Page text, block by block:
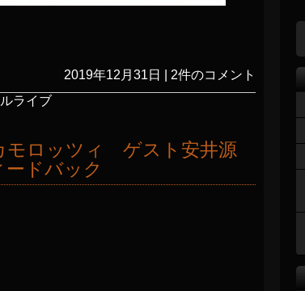
2019年12月31日
2件のコメント
ライブ
モロッツィ ゲスト安井源
ードバック